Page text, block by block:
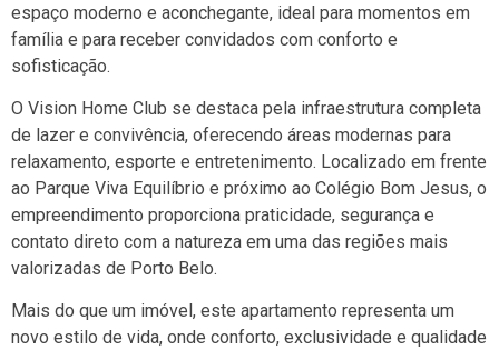
espaço moderno e aconchegante, ideal para momentos em
família e para receber convidados com conforto e
sofisticação.
O Vision Home Club se destaca pela infraestrutura completa
de lazer e convivência, oferecendo áreas modernas para
relaxamento, esporte e entretenimento. Localizado em frente
ao Parque Viva Equilíbrio e próximo ao Colégio Bom Jesus, o
empreendimento proporciona praticidade, segurança e
contato direto com a natureza em uma das regiões mais
valorizadas de Porto Belo.
Mais do que um imóvel, este apartamento representa um
novo estilo de vida, onde conforto, exclusividade e qualidade